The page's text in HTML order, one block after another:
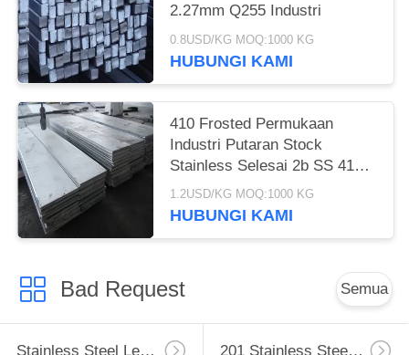
2.27mm Q255 Industri
0.8USD/KG MOQ:1000 KG
HUBUNGI KAMI
410 Frosted Permukaan
Industri Putaran Stock
Stainless Selesai 2b SS 410
Tahan Lama
1.2USD/KG MOQ:1000 KG
HUBUNGI KAMI
Bad Request Semua
Stainless Steel Lembar 201 Stainless Steel Sheet